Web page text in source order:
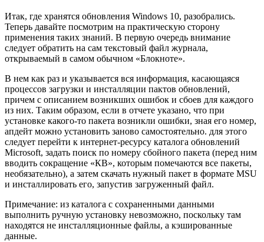
Итак, где хранятся обновления Windows 10, разобрались.
Теперь давайте посмотрим на практическую сторону
применения таких знаний. В первую очередь внимание
следует обратить на сам текстовый файл журнала,
открываемый в самом обычном «Блокноте».
В нем как раз и указывается вся информация, касающаяся
процессов загрузки и инсталляции пактов обновлений,
причем с описанием возникших ошибок и сбоев для каждого
из них. Таким образом, если в отчете указано, что при
установке какого-то пакета возникли ошибки, зная его номер,
апдейт можно установить заново самостоятельно. для этого
следует перейти к интернет-ресурсу каталога обновлений
Microsoft, задать поиск по номеру сбойного пакета (перед ним
вводить сокращение «КВ», которым помечаются все пакеты,
необязательно), а затем скачать нужный пакет в формате MSU
и инсталлировать его, запустив загруженный файл.
Примечание: из каталога с сохраненными данными
выполнить ручную установку невозможно, поскольку там
находятся не инсталляционные файлы, а кэшированные
данные.